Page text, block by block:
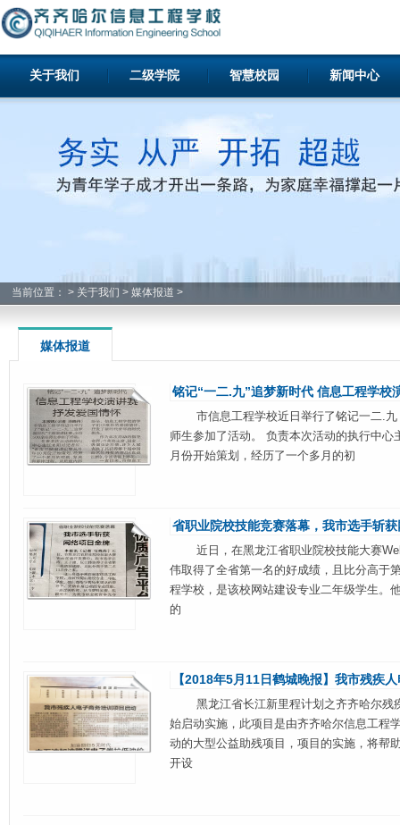
关于我们 二级学院 智慧校园 新闻中心
当前位置： > 关于我们 > 媒体报道 >
媒体报道
铭记“一二.九”追梦新时代 信息工程学校
市信息工程学校近日举行了铭记一二.九
师生参加了活动。 负责本次活动的执行中
月份开始策划，经历了一个多月的初
省职业院校技能竞赛落幕，我市选手斩
近日，在黑龙江省职业院校技能大赛
伟取得了全省第一名的好成绩，且比分高于
程学校，是该校网站建设专业二年级学生。
的
【2018年5月11日鹤城晚报】我市残疾
黑龙江省长江新里程计划之齐齐哈尔残
始启动实施，此项目是由齐齐哈尔信息工程
动的大型公益助残项目，项目的实施，将帮
开设